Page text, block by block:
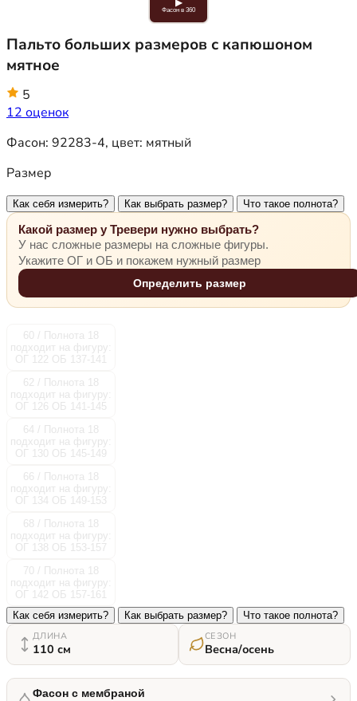
▶
Фасон в 360
Пальто больших размеров с капюшоном
мятное
5
12 оценок
Фасон: 92283-4, цвет: мятный
Размер
Как себя измерить? Как выбрать размер? Что такое полнота?
Какой размер у Тревери нужно выбрать?
У нас сложные размеры на сложные фигуры.
Укажите ОГ и ОБ и покажем нужный размер
Определить размер
60 / Полнота 18
подходит на фигуру:
ОГ 122 ОБ 137-141
62 / Полнота 18
подходит на фигуру:
ОГ 126 ОБ 141-145
64 / Полнота 18
подходит на фигуру:
ОГ 130 ОБ 145-149
66 / Полнота 18
подходит на фигуру:
ОГ 134 ОБ 149-153
68 / Полнота 18
подходит на фигуру:
ОГ 138 ОБ 153-157
70 / Полнота 18
подходит на фигуру:
ОГ 142 ОБ 157-161
Как себя измерить?
Как выбрать размер?
Что такое полнота?
ДЛИНА
110 см
СЕЗОН
Весна/осень
Фасон с мембраной